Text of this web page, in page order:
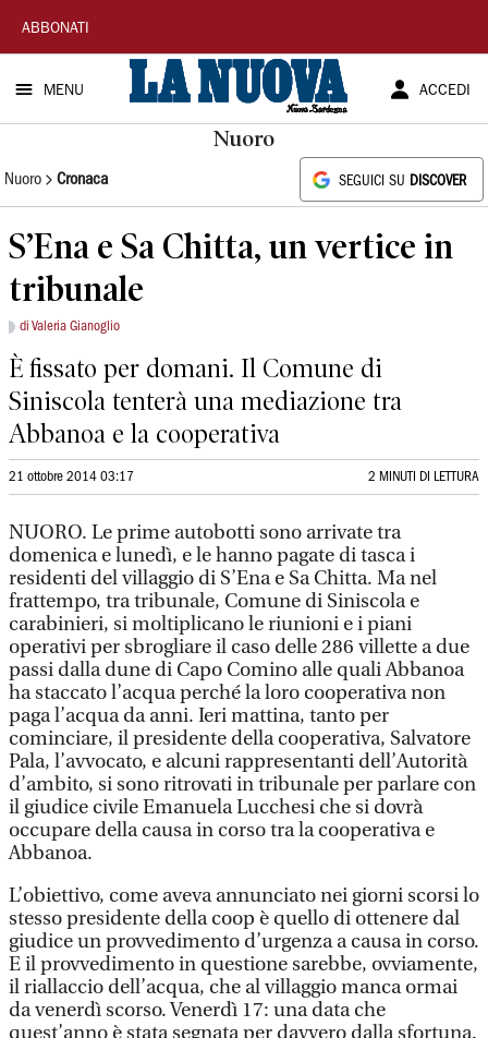
La
Nuova
Sardegna
ABBONATI
MENU ACCEDI
Nuoro
Nuoro Cronaca SEGUICI SU DISCOVER
S’Ena e Sa Chitta, un vertice in
tribunale
di Valeria Gianoglio
È fissato per domani. Il Comune di
Siniscola tenterà una mediazione tra
Abbanoa e la cooperativa
21 ottobre 2014 03:17 2 MINUTI DI LETTURA
NUORO. Le prime autobotti sono arrivate tra
domenica e lunedì, e le hanno pagate di tasca i
residenti del villaggio di S’Ena e Sa Chitta. Ma nel
frattempo, tra tribunale, Comune di Siniscola e
carabinieri, si moltiplicano le riunioni e i piani
operativi per sbrogliare il caso delle 286 villette a due
passi dalla dune di Capo Comino alle quali Abbanoa
ha staccato l’acqua perché la loro cooperativa non
paga l’acqua da anni. Ieri mattina, tanto per
cominciare, il presidente della cooperativa, Salvatore
Pala, l’avvocato, e alcuni rappresentanti dell’Autorità
d’ambito, si sono ritrovati in tribunale per parlare con
il giudice civile Emanuela Lucchesi che si dovrà
occupare della causa in corso tra la cooperativa e
Abbanoa.
L’obiettivo, come aveva annunciato nei giorni scorsi lo
stesso presidente della coop è quello di ottenere dal
giudice un provvedimento d’urgenza a causa in corso.
E il provvedimento in questione sarebbe, ovviamente,
il riallaccio dell’acqua, che al villaggio manca ormai
da venerdì scorso. Venerdì 17: una data che
quest’anno è stata segnata per davvero dalla sfortuna.